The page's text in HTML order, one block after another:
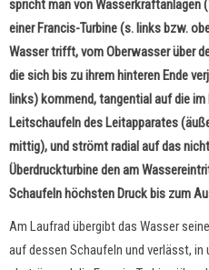
spricht man von Wasserkraftanlagen
einer Francis-Turbine (s. links bzw.
Wasser trifft, vom Oberwasser über
die sich bis zu ihrem hinteren Ende
links) kommend, tangential auf die
Leitschaufeln des Leitapparates
mittig), und strömt radial auf das
Überdruckturbine den am
Schaufeln höchsten Druck bis zum
Am Laufrad übergibt das Wasser
auf dessen Schaufeln und verlässt, in